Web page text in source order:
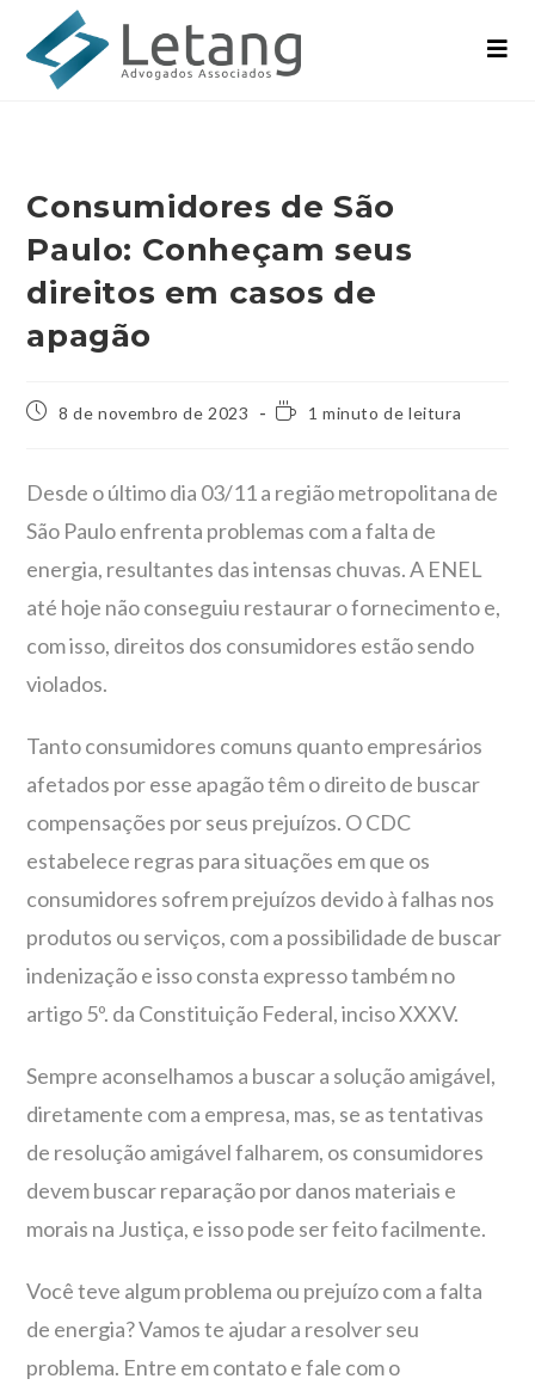
Consumidores de São
Paulo: Conheçam seus
direitos em casos de
apagão
8 de novembro de 2023 1 minuto de leitura
Desde o último dia 03/11 a região metropolitana de
São Paulo enfrenta problemas com a falta de
energia, resultantes das intensas chuvas. A ENEL
até hoje não conseguiu restaurar o fornecimento e,
com isso, direitos dos consumidores estão sendo
violados.
Tanto consumidores comuns quanto empresários
afetados por esse apagão têm o direito de buscar
compensações por seus prejuízos. O CDC
estabelece regras para situações em que os
consumidores sofrem prejuízos devido à falhas nos
produtos ou serviços, com a possibilidade de buscar
indenização e isso consta expresso também no
artigo 5º. da Constituição Federal, inciso XXXV.
Sempre aconselhamos a buscar a solução amigável,
diretamente com a empresa, mas, se as tentativas
de resolução amigável falharem, os consumidores
devem buscar reparação por danos materiais e
morais na Justiça, e isso pode ser feito facilmente.
Você teve algum problema ou prejuízo com a falta
de energia? Vamos te ajudar a resolver seu
problema. Entre em contato e fale com o